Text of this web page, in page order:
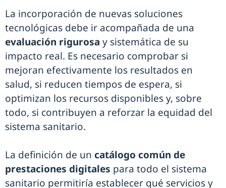
La incorporación de nuevas soluciones
tecnológicas debe ir acompañada de una
evaluación rigurosa y sistemática de su
impacto real. Es necesario comprobar si
mejoran efectivamente los resultados en
salud, si reducen tiempos de espera, si
optimizan los recursos disponibles y, sobre
todo, si contribuyen a reforzar la equidad del
sistema sanitario.
La definición de un catálogo común de
prestaciones digitales para todo el sistema
sanitario permitiría establecer qué servicios y